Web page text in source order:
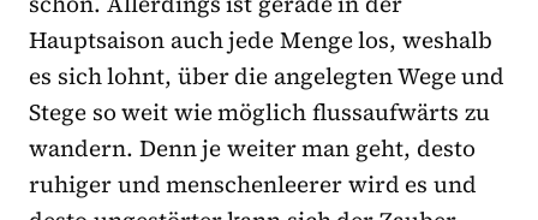
Hauptsaison auch jede Menge los, weshalb
es sich lohnt, über die angelegten Wege und
Stege so weit wie möglich flussaufwärts zu
wandern. Denn je weiter man geht, desto
ruhiger und menschenleerer wird es und